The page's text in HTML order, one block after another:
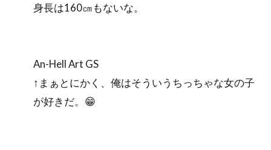
身長は160㎝もないな。
An-Hell Art GS
↑まぁとにかく、俺はそういうちっちゃな女の子
が好きだ。😁